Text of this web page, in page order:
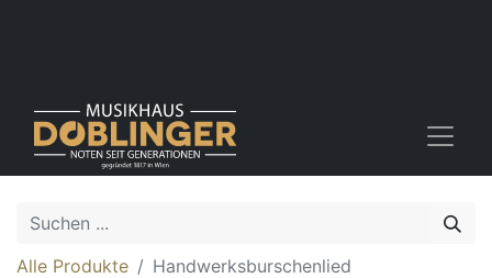
Alle Produkte Handwerksburschenlied